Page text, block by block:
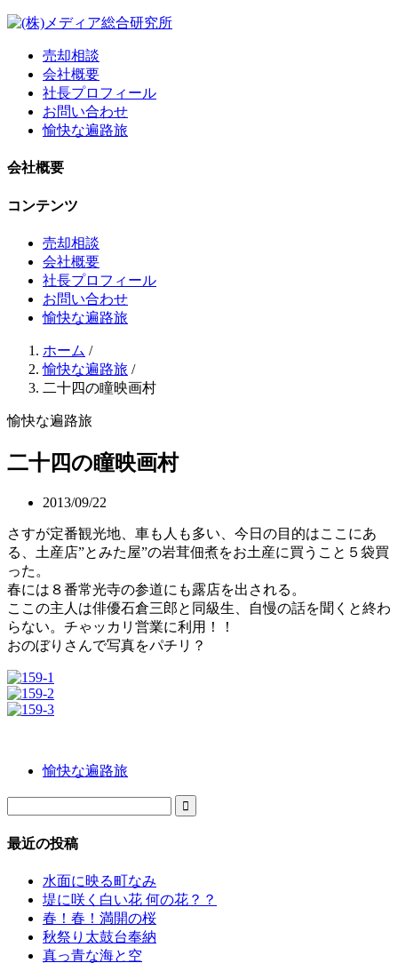
売却相談
会社概要
社長プロフィール
お問い合わせ
愉快な遍路旅
会社概要
コンテンツ
売却相談
会社概要
社長プロフィール
お問い合わせ
愉快な遍路旅
ホーム /
愉快な遍路旅 /
二十四の瞳映画村
愉快な遍路旅
二十四の瞳映画村
2013/09/22
さすが定番観光地、車も人も多い、今日の目的はここにあ
る、土産店”とみた屋”の岩茸佃煮をお土産に買うこと５袋買
った。
春には８番常光寺の参道にも露店を出される。
ここの主人は俳優石倉三郎と同級生、自慢の話を聞くと終わ
らない。チゃッカリ営業に利用！！
おのぼりさんで写真をパチリ？
愉快な遍路旅

最近の投稿
水面に映る町なみ
堤に咲く白い花 何の花？？
春！春！満開の桜
秋祭り太鼓台奉納
真っ青な海と空